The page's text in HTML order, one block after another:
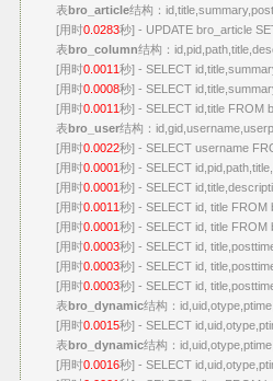
表bro_article结构：
[用时0.0283秒] - UPDATE bro_article
表bro_column结构：
[用时0.0011秒] - SELECT
[用时0.0008秒] - SELECT
[用时0.0011秒] - SELECT id,title FROM
表bro_user结构：
[用时0.0022秒] - SELECT username
[用时0.0001秒] - SELECT
[用时0.0001秒] - SELECT
[用时0.0011秒] - SELECT id, title FROM
[用时0.0001秒] - SELECT id, title FROM
[用时0.0003秒] - SELECT id,
[用时0.0003秒] - SELECT id,
[用时0.0003秒] - SELECT id,
表bro_dynamic结构：
[用时0.0015秒] - SELECT
表bro_dynamic结构：
[用时0.0016秒] - SELECT